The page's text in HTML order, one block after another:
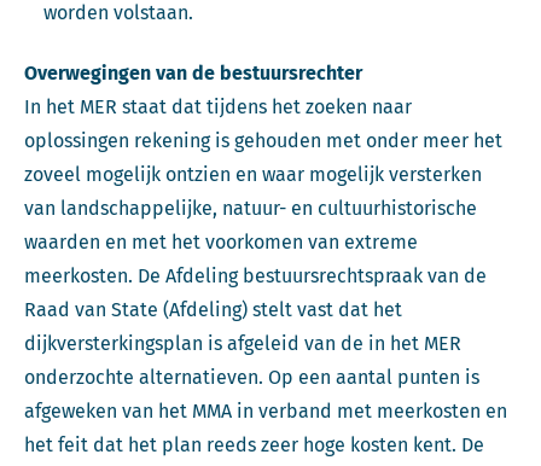
worden volstaan.
Overwegingen van de bestuursrechter
In het MER staat dat tijdens het zoeken naar
oplossingen rekening is gehouden met onder meer het
zoveel mogelijk ontzien en waar mogelijk versterken
van landschappelijke, natuur- en cultuurhistorische
waarden en met het voorkomen van extreme
meerkosten. De Afdeling bestuursrechtspraak van de
Raad van State (Afdeling) stelt vast dat het
dijkversterkingsplan is afgeleid van de in het MER
onderzochte alternatieven. Op een aantal punten is
afgeweken van het MMA in verband met meerkosten en
het feit dat het plan reeds zeer hoge kosten kent. De